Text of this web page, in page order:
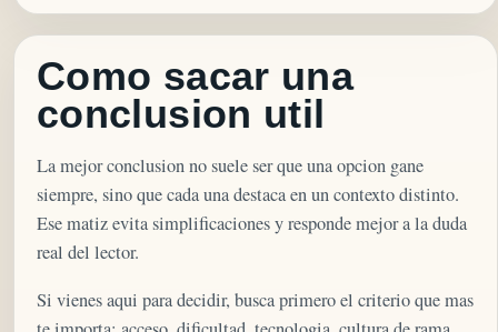
Como sacar una
conclusion util
La mejor conclusion no suele ser que una opcion gane
siempre, sino que cada una destaca en un contexto distinto.
Ese matiz evita simplificaciones y responde mejor a la duda
real del lector.
Si vienes aqui para decidir, busca primero el criterio que mas